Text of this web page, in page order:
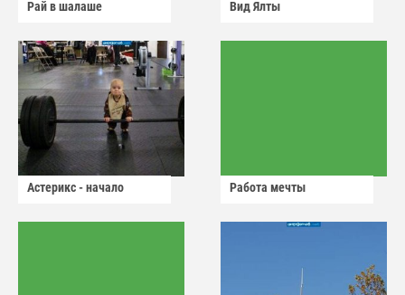
Рай в шалаше Вид Ялты
Астерикс - начало Работа мечты